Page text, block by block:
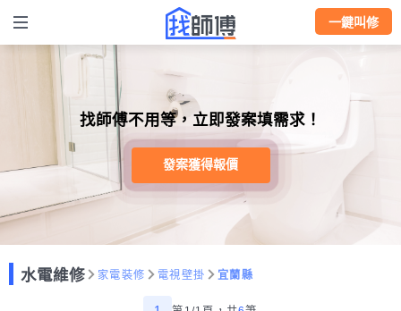
一鍵叫修
找師傅不用等，立即發案填需求！
發案獲得報價
水電維修 家電裝修 電視壁掛 宜蘭縣